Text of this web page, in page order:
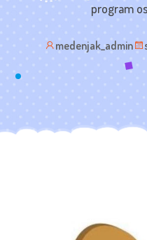
program
medenjak_admin